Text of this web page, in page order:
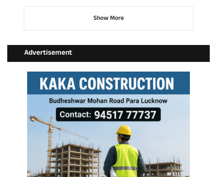
Show More
Advertisement